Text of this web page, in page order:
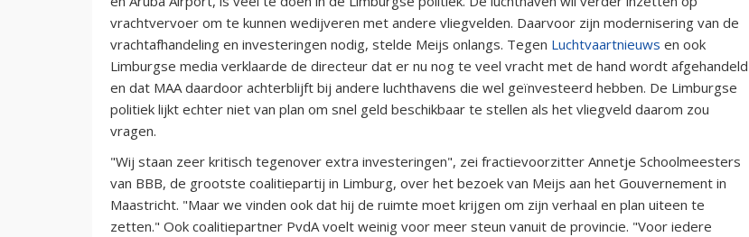
vrachtvervoer om te kunnen wedijveren met andere vliegvelden. Daarvoor zijn modernisering van de
vrachtafhandeling en investeringen nodig, stelde Meijs onlangs. Tegen Luchtvaartnieuws en ook
Limburgse media verklaarde de directeur dat er nu nog te veel vracht met de hand wordt afgehandeld
en dat MAA daardoor achterblijft bij andere luchthavens die wel geïnvesteerd hebben. De Limburgse
politiek lijkt echter niet van plan om snel geld beschikbaar te stellen als het vliegveld daarom zou
vragen.
"Wij staan zeer kritisch tegenover extra investeringen", zei fractievoorzitter Annetje Schoolmeesters
van BBB, de grootste coalitiepartij in Limburg, over het bezoek van Meijs aan het Gouvernement in
Maastricht. "Maar we vinden ook dat hij de ruimte moet krijgen om zijn verhaal en plan uiteen te
zetten." Ook coalitiepartner PvdA voelt weinig voor meer steun vanuit de provincie. "Voor iedere